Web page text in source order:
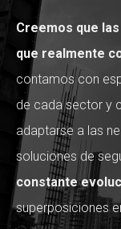
Creemos que
que realmente
contamos con
de cada sector y
adaptarse a las
soluciones de
constante
superposiciones